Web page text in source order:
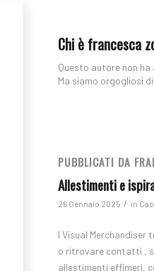
Chi è francesca
Questo autore non
Ma siamo orgogliosi
PUBBLICATI DA
Allestimenti e
26 Gennaio 2025 / in
I Visual
o ritrovare contatti ,
allestimenti effimeri,